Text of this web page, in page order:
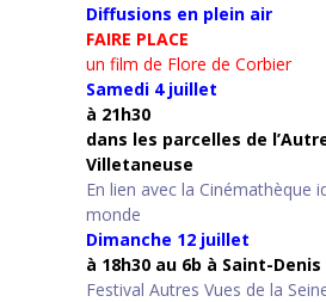
Diffusions en plein air
FAIRE PLACE
un film de Flore de Corbier
Samedi 4 juillet
à 21h30
dans les parcelles de
Villetaneuse
En lien avec la Cinémathèque
monde
Dimanche 12 juillet
à 18h30 au 6b à Saint-Denis
Festival Autres Vues de la